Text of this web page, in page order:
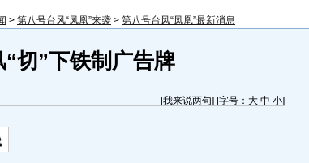
> 第八号台风“凤凰”来袭 > 第八号台风“凤凰”最新消息
“切”下铁制广告牌
[我来说两句] [字号： 大 中 小]